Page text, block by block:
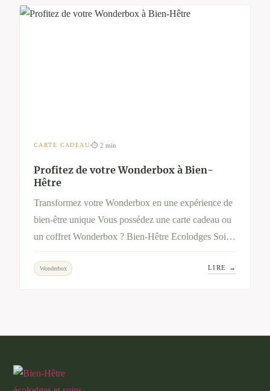
saison comme un véritable renouveau pour votre
CARTE CADEAU ⏱ 2 min
Profitez de votre Wonderbox à Bien-
Hêtre
Transformez votre Wonderbox en une expérience de
bien-être unique Vous possédez une carte cadeau ou
un coffret Wonderbox ? Bien-Hêtre Ecolodges Soins
& Nature vous invite à vivre une parenthèse de
sérénité et d’évasion au cœur de la nature.
Découvrez nos séjours et soins dédiés à votre bien-
Wonderbox LIRE →